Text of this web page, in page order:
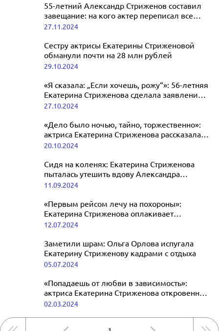
55-летний Александр Стриженов составил
завещание: на кого актер переписал все
имущество
27.11.2024
Сестру актрисы Екатерины Стриженовой
обманули почти на 28 млн рублей
29.10.2024
«Я сказала: „Если хочешь, рожу“»: 56-летняя
Екатерина Стриженова сделала заявление о
беременности
27.10.2024
«Дело было ночью, тайно, торжественно»:
актриса Екатерина Стриженова рассказала о
венчании
20.10.2024
Сидя на коленях: Екатерина Стриженова
пыталась утешить вдову Александра
Маслякова на церемонии прощания
11.09.2024
«Первым рейсом лечу на похороны»:
Екатерина Стриженова оплакивает
свекровь, ставшую монахиней
12.07.2024
Заметили шрам: Ольга Орлова испугала
Екатерину Стриженову кадрами с отдыха
05.07.2024
«Попадаешь от любви в зависимость»:
актриса Екатерина Стриженова откровенно
рассказала о женщинах
02.03.2024